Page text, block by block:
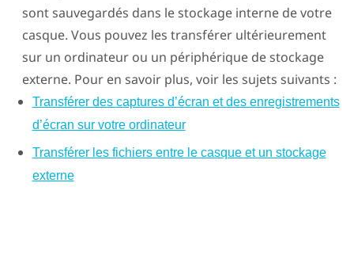
sont sauvegardés dans le stockage interne de votre
casque. Vous pouvez les transférer ultérieurement
sur un ordinateur ou un périphérique de stockage
externe. Pour en savoir plus, voir les sujets suivants :
Transférer des captures d’écran et des enregistrements
d’écran sur votre ordinateur
Transférer les fichiers entre le casque et un stockage
externe